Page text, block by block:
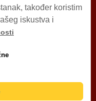
Lastovo.
.
također koristim
iskustva i